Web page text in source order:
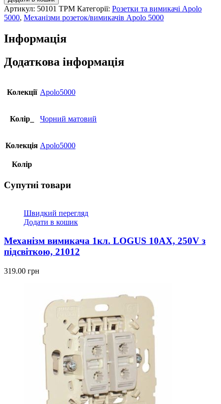
прохідний
Efapel
Apolo
10АХ,
250V
матовий
кількість
Артикул: 50101 TPM Категорії: Розетки та вимикачі Apolo
5000, Механізми розеток/вимикачів Apolo 5000
Інформація
Додаткова інформація
Колекції Apolo5000
Колір_ Чорний матовий
Колекція Apolo5000
Колір
Супутні товари
Швидкий перегляд
Додати в кошик
Механізм вимикача 1кл. LOGUS 10АХ, 250V з
підсвіткою, 21012
319.00 грн